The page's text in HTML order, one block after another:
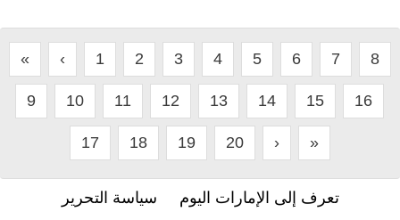
« ‹ 1 2 3 4 5 6 7 8
9 10 11 12 13 14 15 16
17 18 19 20 › »
تعرف إلى الإمارات اليوم سياسة التحرير